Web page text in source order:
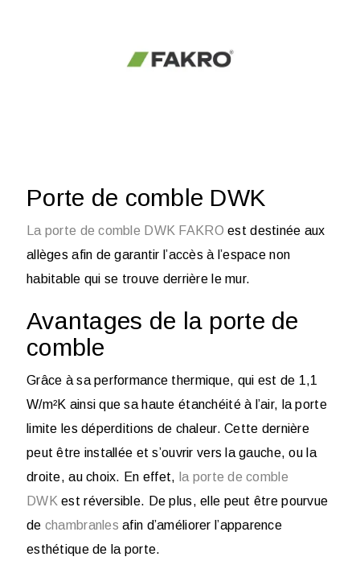
Porte de comble DWK
La porte de comble DWK FAKRO est destinée aux
allèges afin de garantir l’accès à l’espace non
habitable qui se trouve derrière le mur.
Avantages de la porte de
comble
Grâce à sa performance thermique, qui est de 1,1
W/m²K ainsi que sa haute étanchéité à l’air, la porte
limite les déperditions de chaleur. Cette dernière
peut être installée et s’ouvrir vers la gauche, ou la
droite, au choix. En effet, la porte de comble
DWK est réversible. De plus, elle peut être pourvue
de chambranlesafin d’améliorer l’apparence
esthétique de la porte.